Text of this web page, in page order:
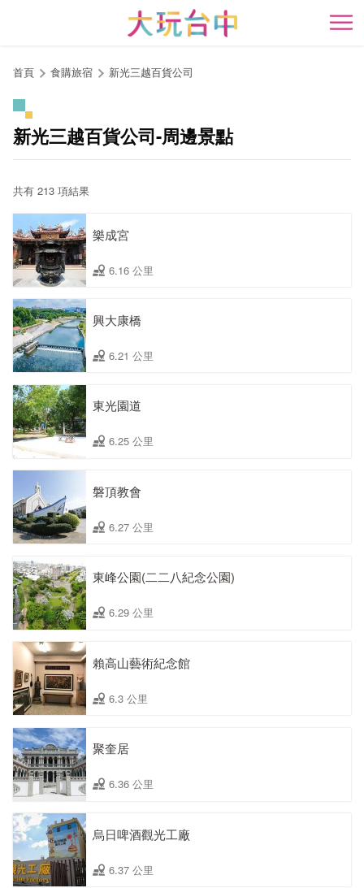
開
首頁 食購旅宿 新光三越百貨公司
新光三越百貨公司-周邊景點
共有 213 項結果
樂成宮
6.16 公里
興大康橋
6.21 公里
東光園道
6.25 公里
磐頂教會
6.27 公里
東峰公園(二二八紀念公園)
6.29 公里
賴高山藝術紀念館
6.3 公里
聚奎居
6.36 公里
烏日啤酒觀光工廠
6.37 公里